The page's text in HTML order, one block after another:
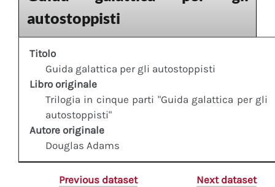
autostoppisti
Titolo
Guida galattica per gli autostoppisti
Libro originale
Trilogia in cinque parti "Guida galattica per gli
autostoppisti"
Autore originale
Douglas Adams
Previous dataset Next dataset